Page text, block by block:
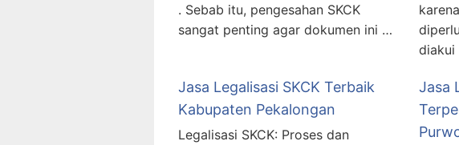
. Sebab itu, pengesahan SKCK
sangat penting agar dokumen ini …
Jasa Legalisasi SKCK Terbaik
Kabupaten Pekalongan
Legalisasi SKCK: Proses dan
Jasa